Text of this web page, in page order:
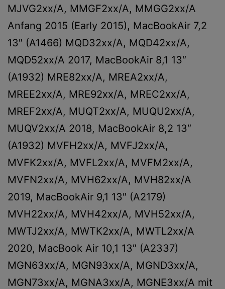
MJVG2xx/A, MMGF2xx/A, MMGG2xx/A
Anfang 2015 (Early 2015), MacBookAir 7,2
13″ (A1466) MQD32xx/A, MQD42xx/A,
MQD52xx/A 2017, MacBookAir 8,1 13″
(A1932) MRE82xx/A, MREA2xx/A,
MREE2xx/A, MRE92xx/A, MREC2xx/A,
MREF2xx/A, MUQT2xx/A, MUQU2xx/A,
MUQV2xx/A 2018, MacBookAir 8,2 13″
(A1932) MVFH2xx/A, MVFJ2xx/A,
MVFK2xx/A, MVFL2xx/A, MVFM2xx/A,
MVFN2xx/A, MVH62xx/A, MVH82xx/A
2019, MacBookAir 9,1 13″ (A2179)
MVH22xx/A, MVH42xx/A, MVH52xx/A,
MWTJ2xx/A, MWTK2xx/A, MWTL2xx/A
2020, MacBook Air 10,1 13″ (A2337)
MGN63xx/A, MGN93xx/A, MGND3xx/A,
MGN73xx/A, MGNA3xx/A, MGNE3xx/A mit